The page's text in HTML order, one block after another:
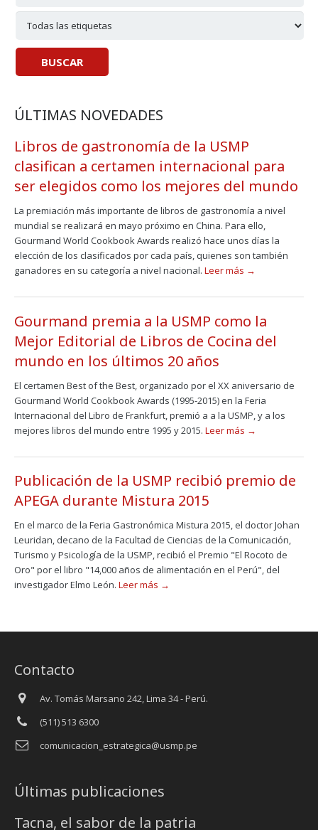
ÚLTIMAS NOVEDADES
Libros de gastronomía de la USMP
clasifican a certamen internacional para
ser elegidos como los mejores del mundo
La premiación más importante de libros de gastronomía a nivel
mundial se realizará en mayo próximo en China. Para ello,
Gourmand World Cookbook Awards realizó hace unos días la
elección de los clasificados por cada país, quienes son también
ganadores en su categoría a nivel nacional. Leer más →
Gourmand premia a la USMP como la
Mejor Editorial de Libros de Cocina del
mundo en los últimos 20 años
El certamen Best of the Best, organizado por el XX aniversario de
Gourmand World Cookbook Awards (1995-2015) en la Feria
Internacional del Libro de Frankfurt, premió a a la USMP, y a los
mejores libros del mundo entre 1995 y 2015. Leer más →
Publicación de la USMP recibió premio de
APEGA durante Mistura 2015
En el marco de la Feria Gastronómica Mistura 2015, el doctor Johan
Leuridan, decano de la Facultad de Ciencias de la Comunicación,
Turismo y Psicología de la USMP, recibió el Premio "El Rocoto de
Oro" por el libro "14,000 años de alimentación en el Perú", del
investigador Elmo León. Leer más →
Contacto
Av. Tomás Marsano 242, Lima 34 - Perú.
(511) 513 6300
comunicacion_estrategica@usmp.pe
Últimas publicaciones
Tacna, el sabor de la patria